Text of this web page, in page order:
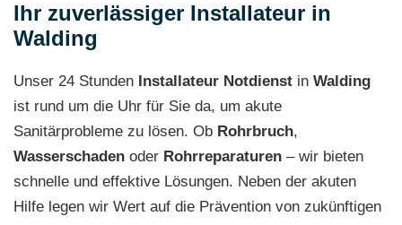
Ihr zuverlässiger Installateur in
Walding
Unser 24 Stunden Installateur Notdienst in Walding
ist rund um die Uhr für Sie da, um akute
Sanitärprobleme zu lösen. Ob Rohrbruch,
Wasserschaden oder Rohrreparaturen – wir bieten
schnelle und effektive Lösungen. Neben der akuten
Hilfe legen wir Wert auf die Prävention von zukünftigen